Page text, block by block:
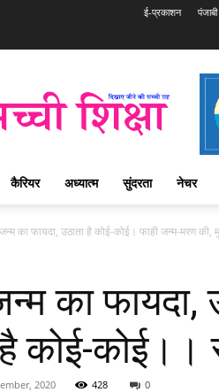
ई-प्रकाशन पंजाबी
Shiksha
शिक्षा
पत्रिका
कैरियर अध्यात्म सुंदरता नेचर
का फायदा, उठाता है कोई-कोई। फाही जन्म-मरण की,
का फायदा,
कोई-कोई।।
2020 428 0